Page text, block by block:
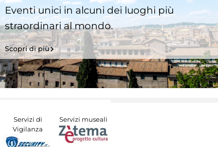
Eventi unici in alcuni dei luoghi più
straordinari al mondo.
Scopri di più
Servizi di
Vigilanza
Servizi museali